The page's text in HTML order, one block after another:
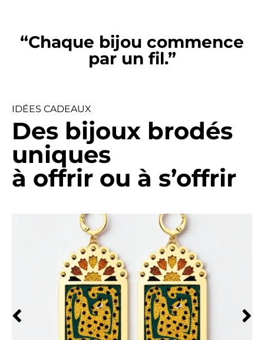
“Chaque bijou commence
par un fil.”
IDÉES CADEAUX
Des bijoux brodés
uniques
à offrir ou à s’offrir